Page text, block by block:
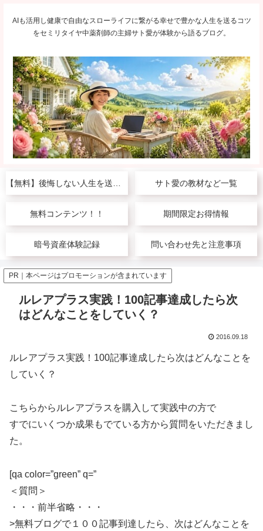
AIも活用し健康で自由なスローライフに繋がる幸せで豊かな人生を送るコツ
をセミリタイヤ中薬剤師の主婦サト愛が体験から語るブログ。
サト愛の教材など一覧
無料コンテンツ！！ 期間限定お得情報
暗号資産体験記録 問い合わせ先と注意事項
PR｜本ページはプロモーションが含まれています
ルレアプラス実践！100記事達成したら次
はどんなことをしていく？
2016.09.18
ルレアプラス実践！100記事達成したら次はどんなことを
していく？
こちらからルレアプラスを購入して実践中の方で
すでにいくつか成果もでている方から質問をいただきまし
た。
[qa color=”green” q=”
＜質問＞
・・・前半省略・・・
>無料ブログで１００記事到達したら、次はどんなことを